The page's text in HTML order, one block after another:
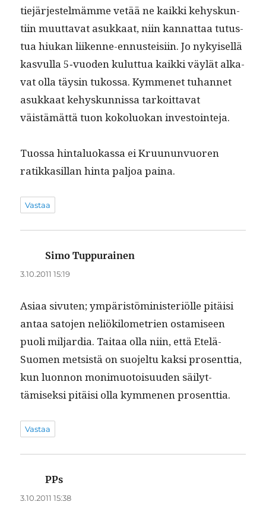
tiejär­jestelmämme vetää ne kaik­ki kehyskun­
ti­in muut­ta­vat asukkaat, niin kan­nat­taa tutus­
tua hiukan liikenne-ennusteisi­in. Jo nykyisel­lä
kasvul­la 5‑vuoden kulut­tua kaik­ki väylät alka­
vat olla täysin tukos­sa. Kymmenet tuhan­net
asukkaat kehyskun­nis­sa tarkoit­ta­vat
väistämät­tä tuon kokolu­okan investointeja.
Tuos­sa hin­talu­okas­sa ei Kru­u­nun­vuoren
ratikkasil­lan hin­ta paljoa paina.
Vastaa
Simo Tuppurainen
3.10.2011 15:19
Asi­aa sivuten; ympäristömin­is­ter­iölle pitäisi
antaa sato­jen neliök­ilo­me­trien ostamiseen
puoli mil­jar­dia. Taitaa olla niin, että Etelä-
Suomen met­sistä on suo­jel­tu kak­si pros­ent­tia,
kun luon­non mon­imuo­toisu­u­den säi­lyt­
tämisek­si pitäisi olla kymme­nen prosenttia.
Vastaa
PPs
3.10.2011 15:38